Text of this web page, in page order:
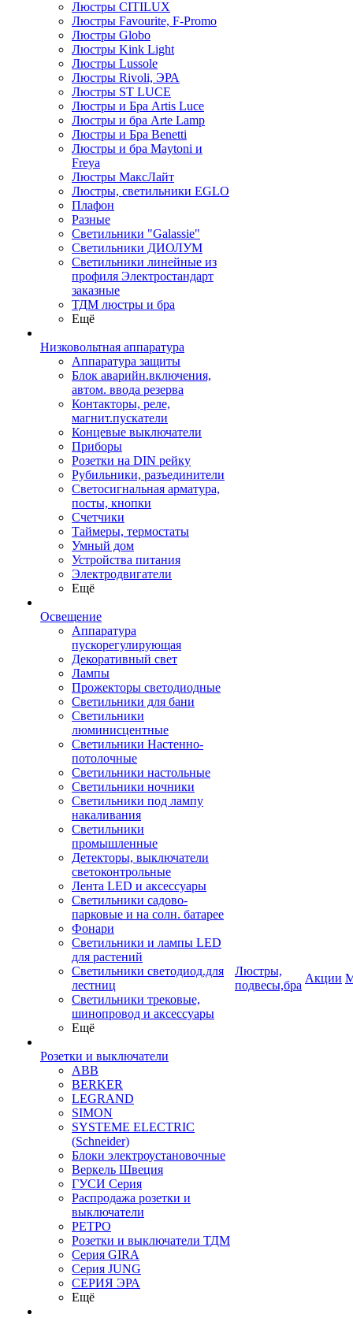
Люстры CITILUX
Люстры Favourite, F-Promo
Люстры Globo
Люстры Kink Light
Люстры Lussole
Люстры Rivoli, ЭРА
Люстры ST LUCE
Люстры и Бра Artis Luce
Люстры и бра Arte Lamp
Люстры и Бра Benetti
Люстры и бра Maytoni и
Freya
Люстры МаксЛайт
Люстры, светильники EGLO
Плафон
Разные
Светильники "Galassie"
Светильники ДИОЛУМ
Светильники линейные из
профиля Электростандарт
заказные
ТДМ люстры и бра
Ещё
Низковольтная аппаратура
Аппаратура защиты
Блок аварийн.включения,
автом. ввода резерва
Контакторы, реле,
магнит.пускатели
Концевые выключатели
Приборы
Розетки на DIN рейку
Рубильники, разъединители
Светосигнальная арматура,
посты, кнопки
Счетчики
Таймеры, термостаты
Умный дом
Устройства питания
Электродвигатели
Ещё
Освещение
Аппаратура
пускорегулирующая
Декоративный свет
Лампы
Прожекторы светодиодные
Светильники для бани
Светильники
люминисцентные
Светильники Настенно-
потолочные
Светильники настольные
Светильники ночники
Светильники под лампу
накаливания
Светильники
промышленные
Детекторы, выключатели
светоконтрольные
Лента LED и аксессуары
Светильники садово-
парковые и на солн. батарее
Фонари
Светильники и лампы LED
для растений
Светильники светодиод.для
лестниц
Светильники трековые,
шинопровод и аксессуары
Ещё
Розетки и выключатели
ABB
BERKER
LEGRAND
SIMON
SYSTEME ELECTRIC
(Schneider)
Блоки электроустановочные
Веркель Швеция
ГУСИ Серия
Распродажа розетки и
выключатели
РЕТРО
Розетки и выключатели ТДМ
Серия GIRA
Серия JUNG
СЕРИЯ ЭРА
Ещё
Люстры,
подвесы,бра
Акции